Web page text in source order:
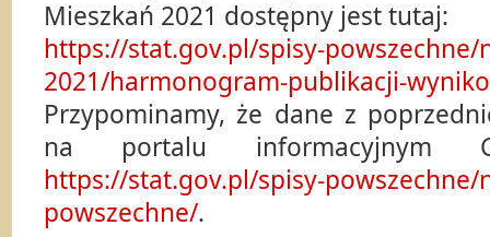
Mieszkań 2021 dostępny jest tutaj:
https://stat.gov.pl/spisy-powszechne/
2021/harmonogram-publikacji-
Przypominamy, że dane z
na portalu informacyjnym
https://stat.gov.pl/spisy-powszechne/
powszechne/.